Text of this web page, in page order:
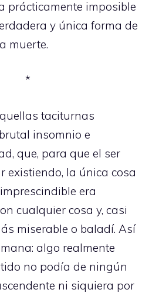
prácticamente imposible
y única forma de
muerte.
*
taciturnas
insomnio e
que, para que el ser
existiendo, la única cosa
era
cualquier cosa y, casi
miserable o baladí. Así
algo realmente
no podía de ningún
ni siquiera por